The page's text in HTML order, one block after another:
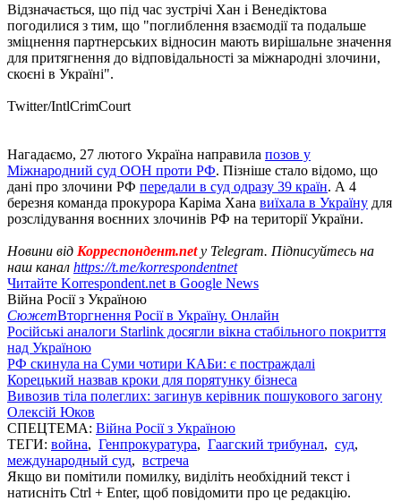
Відзначається, що під час зустрічі Хан і Венедіктова
погодилися з тим, що "поглиблення взаємодії та подальше
зміцнення партнерських відносин мають вирішальне значення
для притягнення до відповідальності за міжнародні злочини,
скоєні в Україні".
Twitter/IntlCrimCourt
Нагадаємо, 27 лютого Україна направила позов у
Міжнародний суд ООН проти РФ. Пізніше стало відомо, що
дані про злочини РФ передали в суд одразу 39 країн. А 4
березня команда прокурора Каріма Хана виїхала в Україну для
розслідування воєнних злочинів РФ на території України.
Новини від Корреспондент.netу Telegram. Підписуйтесь на
наш канал https://t.me/korrespondentnet
Читайте Korrespondent.net в Google News
Війна Росії з Україною
СюжетВторгнення Росії в Україну. Онлайн
Російські аналоги Starlink досягли вікна стабільного покриття
над Україною
РФ скинула на Суми чотири КАБи: є постраждалі
Корецький назвав кроки для порятунку бізнеса
Вивозив тіла полеглих: загинув керівник пошукового загону
Олексій Юков
СПЕЦТЕМА: Війна Росії з Україною
ТЕГИ: война, Генпрокуратура, Гаагский трибунал, суд,
международный суд, встреча
Якщо ви помітили помилку, виділіть необхідний текст і
натисніть Ctrl + Enter, щоб повідомити про це редакцію.